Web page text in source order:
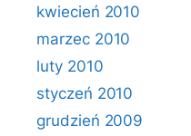
kwiecień 2010
marzec 2010
luty 2010
styczeń 2010
grudzień 2009